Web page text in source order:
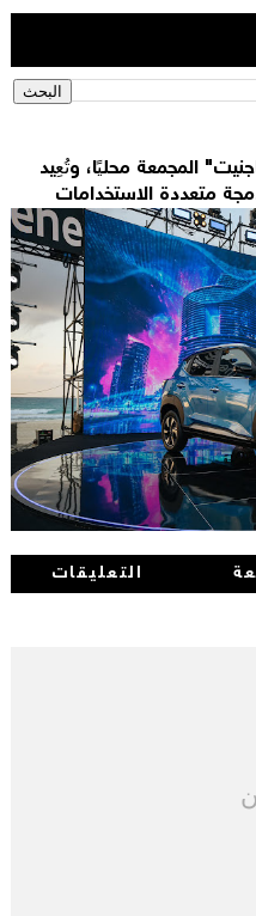
المجمعة محليًا، وتُعِيد
متعددة الاستخدامات
التعليقات